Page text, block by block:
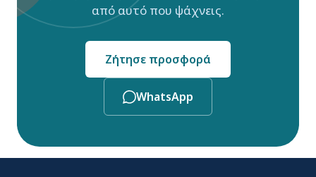
από αυτό που ψάχνεις.
Ζήτησε προσφορά
WhatsApp